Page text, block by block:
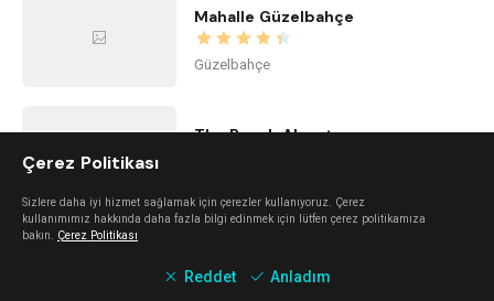
Mahalle Güzelbahçe
Güzelbahçe
The Beach Alaçatı
Çerez Politikası
Sizlere daha iyi hizmet sağlamak için çerezler kullanıyoruz. Çerez
kullanımımız hakkında daha fazla bilgi edinmek için lütfen çerez politikamıza
bakın. Çerez Politikası
Reddet Anladım